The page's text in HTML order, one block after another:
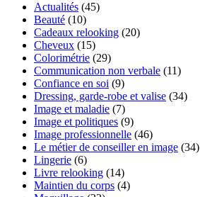
Actualités (45)
Beauté (10)
Cadeaux relooking (20)
Cheveux (15)
Colorimétrie (29)
Communication non verbale (11)
Confiance en soi (9)
Dressing, garde-robe et valise (34)
Image et maladie (7)
Image et politiques (9)
Image professionnelle (46)
Le métier de conseiller en image (34)
Lingerie (6)
Livre relooking (14)
Maintien du corps (4)